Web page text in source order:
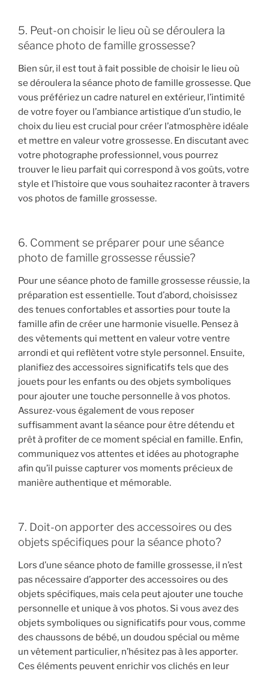
5. Peut-on choisir le lieu où se déroulera la
séance photo de famille grossesse?
Bien sûr, il est tout à fait possible de choisir le lieu où
se déroulera la séance photo de famille grossesse. Que
vous préfériez un cadre naturel en extérieur, l’intimité
de votre foyer ou l’ambiance artistique d’un studio, le
choix du lieu est crucial pour créer l’atmosphère idéale
et mettre en valeur votre grossesse. En discutant avec
votre photographe professionnel, vous pourrez
trouver le lieu parfait qui correspond à vos goûts, votre
style et l’histoire que vous souhaitez raconter à travers
vos photos de famille grossesse.
6. Comment se préparer pour une séance
photo de famille grossesse réussie?
Pour une séance photo de famille grossesse réussie, la
préparation est essentielle. Tout d’abord, choisissez
des tenues confortables et assorties pour toute la
famille afin de créer une harmonie visuelle. Pensez à
des vêtements qui mettent en valeur votre ventre
arrondi et qui reflètent votre style personnel. Ensuite,
planifiez des accessoires significatifs tels que des
jouets pour les enfants ou des objets symboliques
pour ajouter une touche personnelle à vos photos.
Assurez-vous également de vous reposer
suffisamment avant la séance pour être détendu et
prêt à profiter de ce moment spécial en famille. Enfin,
communiquez vos attentes et idées au photographe
afin qu’il puisse capturer vos moments précieux de
manière authentique et mémorable.
7. Doit-on apporter des accessoires ou des
objets spécifiques pour la séance photo?
Lors d’une séance photo de famille grossesse, il n’est
pas nécessaire d’apporter des accessoires ou des
objets spécifiques, mais cela peut ajouter une touche
personnelle et unique à vos photos. Si vous avez des
objets symboliques ou significatifs pour vous, comme
des chaussons de bébé, un doudou spécial ou même
un vêtement particulier, n’hésitez pas à les apporter.
Ces éléments peuvent enrichir vos clichés en leur